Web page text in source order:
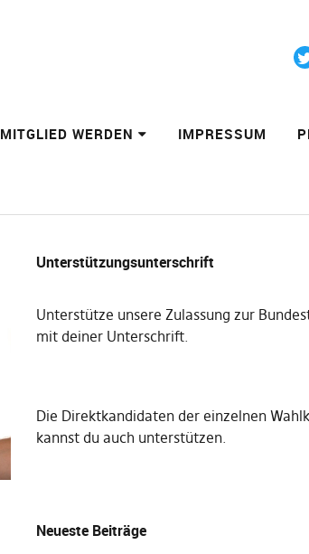
MITGLIED WERDEN IMPRESSUM
Unterstützungsunterschrift
Unterstütze unsere Zulassung zur
mit deiner Unterschrift.
Die Direktkandidaten der einzelnen
kannst du auch unterstützen.
Neueste Beiträge